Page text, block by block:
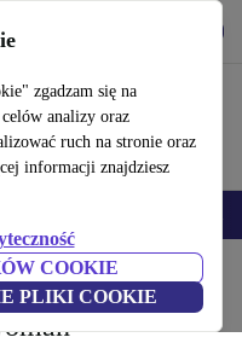
zgadzam się na
analizy oraz
ruch na stronie oraz
informacji znajdziesz
COOKIE
PLIKI COOKIE
Meble